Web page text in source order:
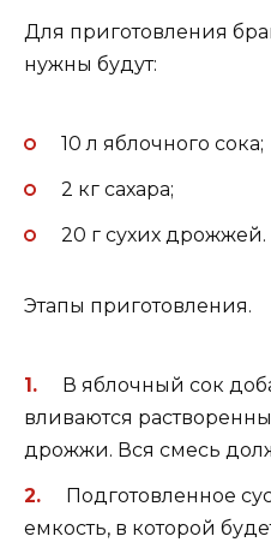
Для приготовления
нужны будут:
10 л яблочного сока;
2 кг сахара;
20 г сухих дрожжей.
Этапы приготовления.
В яблочный сок
вливаются
дрожжи. Вся смесь
Подготовленное
емкость, в которой